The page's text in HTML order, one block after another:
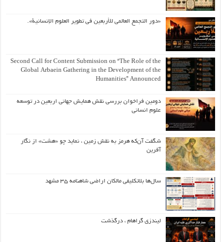
«دور التجمع العالمي للأربعين في تطوير العلوم الإنسانية».
Second Call for Content Submission on “The Role of the
Global Arbaein Gathering in the Development of the
Humanities” Announced
دومین فراخوان بررسی نقش همایش جهانی اربعین در توسعه
علوم انسانی
شگفت آن‌که هرمز به نقش زمین ، نماید چو «هشت» از نگار
آفرین
سال‌ها بلاتکلیفی مالکان اراضی شاهنامه ۳۵ مشهد
لیندزی گراهام ، درگذشت